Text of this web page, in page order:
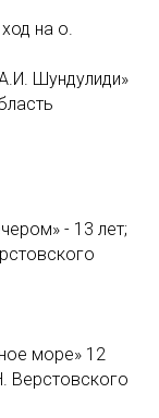
на о.
Шундулиди»
- 13 лет;
море» 12
Верстовского